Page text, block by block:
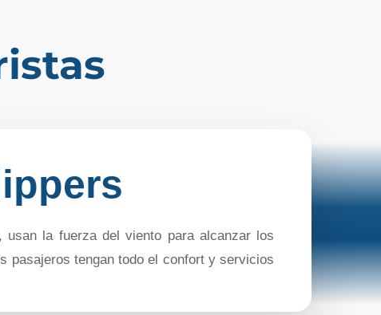
la fuerza del viento para alcanzar los
pasajeros tengan todo el confort y servicios